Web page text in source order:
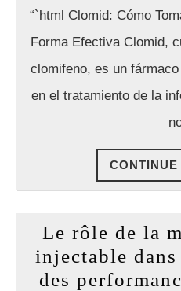
“`html Clomid: Cómo
Forma Efectiva Clomid,
clomifeno, es un
en el tratamiento de la
Le rôle de la
injectable
des